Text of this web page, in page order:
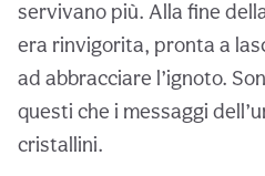
servivano più. Alla fine
era rinvigorita, pronta a
ad abbracciare l’ignoto.
questi che i messaggi
cristallini.